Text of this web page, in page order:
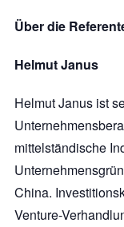
Über die
Helmut Janus
Helmut Janus ist
mittelständische
China.
Venture-